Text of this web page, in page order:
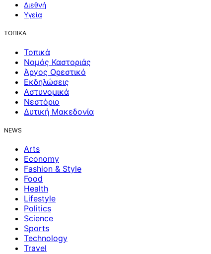
Διεθνή
Υγεία
ΤΟΠΙΚΑ
Τοπικά
Νομός Καστοριάς
Άργος Ορεστικό
Εκδηλώσεις
Αστυνομικά
Νεστόριο
Δυτική Μακεδονία
NEWS
Arts
Economy
Fashion & Style
Food
Health
Lifestyle
Politics
Science
Sports
Technology
Travel